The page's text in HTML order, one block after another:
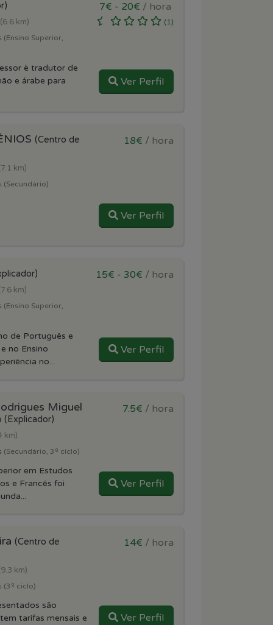
(6.6 km)
(Ensino Superior,
è tradutor de
e árabe para
7€ - 20€ / hora
(1)
Ver Perfil
(Centro de
km)
(Secundário)
18€ / hora
Ver Perfil
km)
(Ensino Superior,
de Português e
no Ensino
no...
15€ - 30€ / hora
Ver Perfil
Miguel
(Explicador)
km)
(Secundário, 3º ciclo)
em Estudos
e Francês foi
7.5€ / hora
Ver Perfil
(Centro de
km)
(3º ciclo)
são
tarifas mensais e
14€ / hora
Ver Perfil